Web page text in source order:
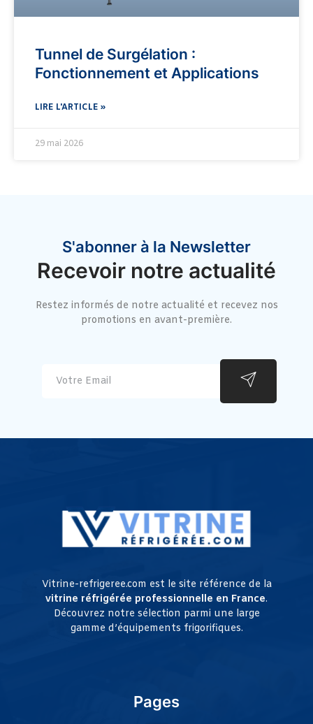
Tunnel de Surgélation :
Fonctionnement et Applications
LIRE L'ARTICLE »
29 mai 2026
S'abonner à la Newsletter
Recevoir notre actualité
Restez informés de notre actualité et recevez nos
promotions en avant-première.
Vitrine-refrigeree.com est le site référence de la
vitrine réfrigérée professionnelle en France.
Découvrez notre sélection parmi une large
gamme d’équipements frigorifiques.
Pages